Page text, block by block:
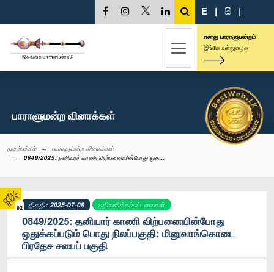
02
E | සි |
எனது பாராளுமன்றம்
இங்கே உள்நுழைக
பாராளுமன்ற வினாக்கள்
முதற்பக்கம்
பாராளுமன்ற வினாக்கள்
0849/2025: தனியார் காணி விற்பனையின்போது ஒத...
திகதி: 2025-07-08 பதிலளிக்கப்பட்டவைகள்
0849/2025: தனியார் காணி விற்பனையின்போது
ஒதுக்கப்படும் பொது நிலப்பகுதி: மினுவாங்கொடை
பிரதேச சபைப் பகுதி